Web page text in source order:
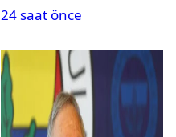
24 saat önce